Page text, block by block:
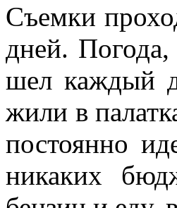
Съемки
дней.
шел каждый
жили в
постоянно
никаких